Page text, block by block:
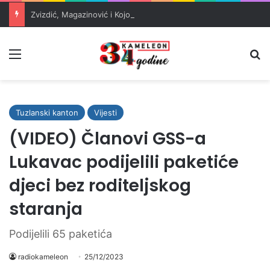
Tuzlanski kanton Vijesti
(VIDEO) Članovi GSS-a
Lukavac podijelili paketiće
djeci bez roditeljskog
staranja
Podijelili 65 paketića
radiokameleon 25/12/2023